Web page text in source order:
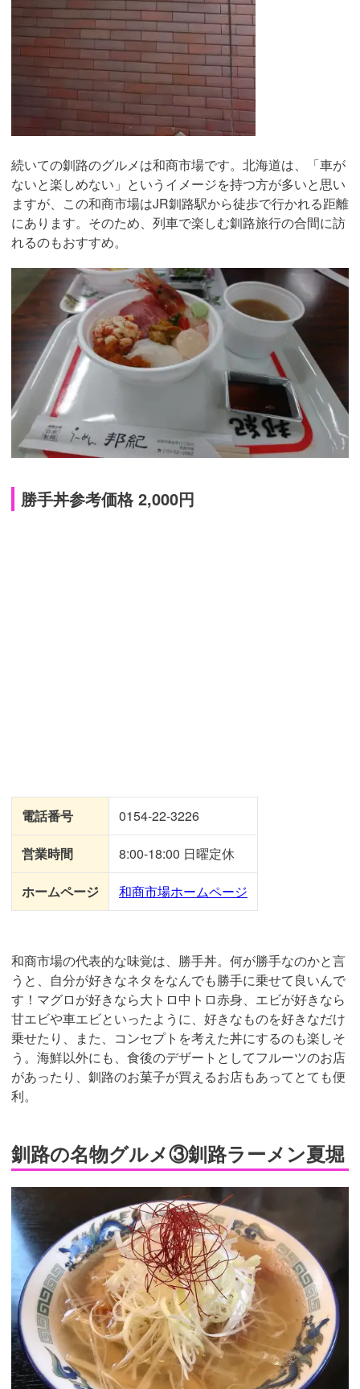
続いての釧路のグルメは和商市場です。北海道は、「車が
ないと楽しめない」というイメージを持つ方が多いと思い
ますが、この和商市場はJR釧路駅から徒歩で行かれる距離
にあります。そのため、列車で楽しむ釧路旅行の合間に訪
れるのもおすすめ。
勝手丼参考価格 2,000円
電話番号 0154-22-3226
営業時間 8:00-18:00 日曜定休
ホームページ 和商市場ホームページ
和商市場の代表的な味覚は、勝手丼。何が勝手なのかと言
うと、自分が好きなネタをなんでも勝手に乗せて良いんで
す！マグロが好きなら大トロ中トロ赤身、エビが好きなら
甘エビや車エビといったように、好きなものを好きなだけ
乗せたり、また、コンセプトを考えた丼にするのも楽しそ
う。海鮮以外にも、食後のデザートとしてフルーツのお店
があったり、釧路のお菓子が買えるお店もあってとても便
利。
釧路の名物グルメ③釧路ラーメン夏堀